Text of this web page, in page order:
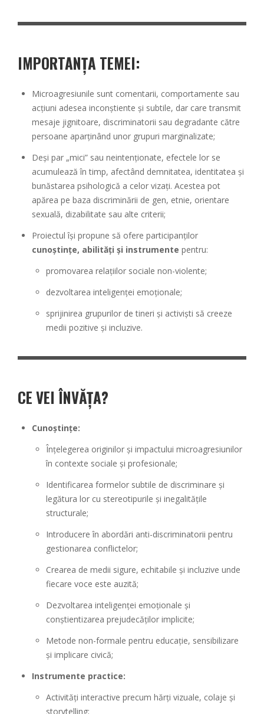
IMPORTANȚA TEMEI:
Microagresiunile sunt comentarii, comportamente sau
acțiuni adesea inconștiente și subtile, dar care transmit
mesaje jignitoare, discriminatorii sau degradante către
persoane aparținând unor grupuri marginalizate;
Deși par „mici” sau neintenționate, efectele lor se
acumulează în timp, afectând demnitatea, identitatea și
bunăstarea psihologică a celor vizați. Acestea pot
apărea pe baza discriminării de gen, etnie, orientare
sexuală, dizabilitate sau alte criterii;
Proiectul își propune să ofere participanților
cunoștințe, abilități și instrumente pentru:
promovarea relațiilor sociale non-violente;
dezvoltarea inteligenței emoționale;
sprijinirea grupurilor de tineri și activiști să creeze
medii pozitive și incluzive.
CE VEI ÎNVĂȚA?
Cunoștințe:
Înțelegerea originilor și impactului microagresiunilor
în contexte sociale și profesionale;
Identificarea formelor subtile de discriminare și
legătura lor cu stereotipurile și inegalitățile
structurale;
Introducere în abordări anti-discriminatorii pentru
gestionarea conflictelor;
Crearea de medii sigure, echitabile și incluzive unde
fiecare voce este auzită;
Dezvoltarea inteligenței emoționale și
conștientizarea prejudecăților implicite;
Metode non-formale pentru educație, sensibilizare
și implicare civică;
Instrumente practice:
Activități interactive precum hărți vizuale, colaje și
storytelling;